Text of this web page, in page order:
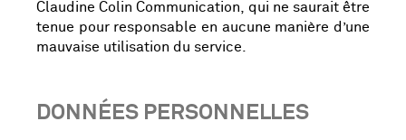
Claudine Colin Communication, qui ne saurait être
tenue pour responsable en aucune manière d’une
mauvaise utilisation du service.
DONNÉES PERSONNELLES